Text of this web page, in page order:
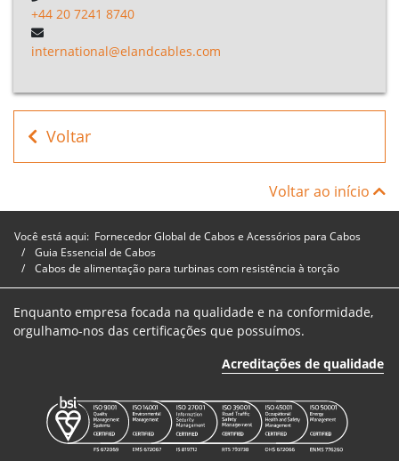
torção 'Loop
Screened'
1kV
Cabos para
Turbinas
Eólicas -
Resistente à
torção 'Loop
Cabos para
Turbinas
torção 'Loop
Screened'
Cabos para
Turbinas
Eólicas -
Resistente à
B9D2500075BK 25 0.75mm²
+44 20 7241 8740
international@elandcables.com
Voltar
Voltar ao início
Você está aqui: Fornecedor Global de Cabos e Acessórios para Cabos
Guia Essencial de Cabos
Cabos de alimentação para turbinas com resistência à torção
Enquanto empresa focada na qualidade e na conformidade,
orgulhamo-nos das certificações que possuímos.
Acreditações de qualidade